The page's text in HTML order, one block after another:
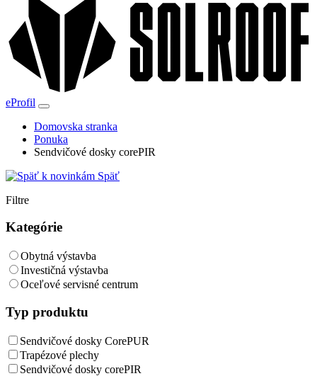
eProfil
Domovska stranka
Ponuka
Sendvičové dosky corePIR
Späť
Filtre
Kategórie
Obytná výstavba
Investičná výstavba
Oceľové servisné centrum
Typ produktu
Sendvičové dosky CorePUR
Trapézové plechy
Sendvičové dosky corePIR